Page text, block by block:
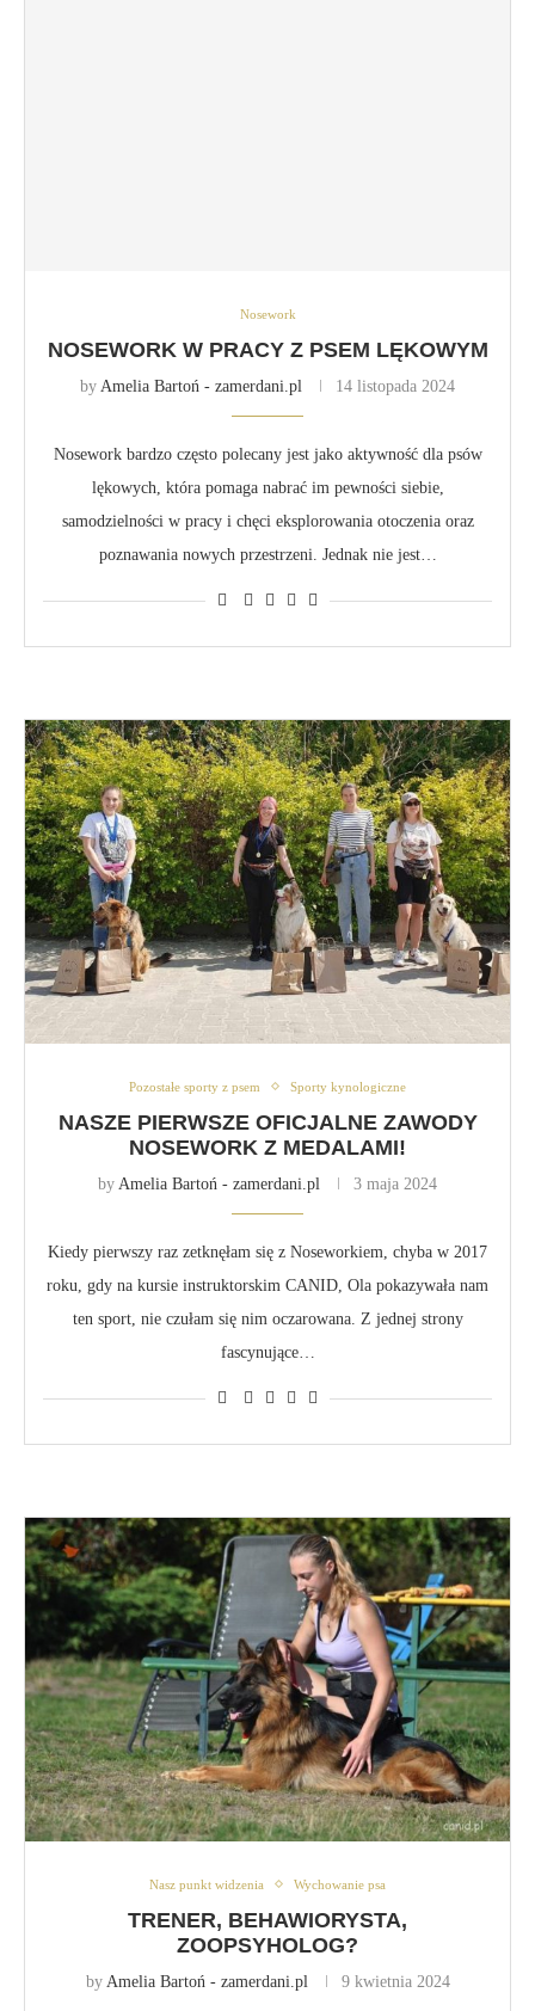
Nosework
NOSEWORK W PRACY Z PSEM LĘKOWYM
by Amelia Bartoń - zamerdani.pl 14 listopada 2024
Nosework bardzo często polecany jest jako aktywność dla psów
lękowych, która pomaga nabrać im pewności siebie,
samodzielności w pracy i chęci eksplorowania otoczenia oraz
poznawania nowych przestrzeni. Jednak nie jest…
Pozostałe sporty z psem Sporty kynologiczne
NASZE PIERWSZE OFICJALNE ZAWODY
NOSEWORK Z MEDALAMI!
by Amelia Bartoń - zamerdani.pl 3 maja 2024
Kiedy pierwszy raz zetknęłam się z Noseworkiem, chyba w 2017
roku, gdy na kursie instruktorskim CANID, Ola pokazywała nam
ten sport, nie czułam się nim oczarowana. Z jednej strony
fascynujące…
Nasz punkt widzenia Wychowanie psa
TRENER, BEHAWIORYSTA,
ZOOPSYHOLOG?
by Amelia Bartoń - zamerdani.pl 9 kwietnia 2024